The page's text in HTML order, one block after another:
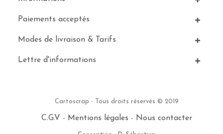
Paiements acceptés
Modes de livraison & Tarifs
Lettre d'informations
Cartoscrap - Tous droits réservés © 2019
C.G.V - Mentions légales - Nous contacter